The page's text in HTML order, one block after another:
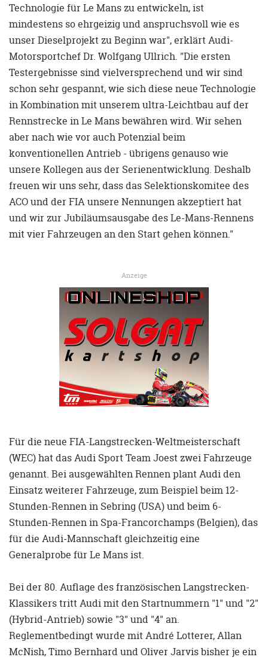
Technologie für Le Mans zu entwickeln, ist
mindestens so ehrgeizig und anspruchsvoll wie es
unser Dieselprojekt zu Beginn war", erklärt Audi-
Motorsportchef Dr. Wolfgang Ullrich. "Die ersten
Testergebnisse sind vielversprechend und wir sind
schon sehr gespannt, wie sich diese neue Technologie
in Kombination mit unserem ultra-Leichtbau auf der
Rennstrecke in Le Mans bewähren wird. Wir sehen
aber nach wie vor auch Potenzial beim
konventionellen Antrieb - übrigens genauso wie
unsere Kollegen aus der Serienentwicklung. Deshalb
freuen wir uns sehr, dass das Selektionskomitee des
ACO und der FIA unsere Nennungen akzeptiert hat
und wir zur Jubiläumsausgabe des Le-Mans-Rennens
mit vier Fahrzeugen an den Start gehen können."
Anzeige
Für die neue FIA-Langstrecken-Weltmeisterschaft
(WEC) hat das Audi Sport Team Joest zwei Fahrzeuge
genannt. Bei ausgewählten Rennen plant Audi den
Einsatz weiterer Fahrzeuge, zum Beispiel beim 12-
Stunden-Rennen in Sebring (USA) und beim 6-
Stunden-Rennen in Spa-Francorchamps (Belgien), das
für die Audi-Mannschaft gleichzeitig eine
Generalprobe für Le Mans ist.
Bei der 80. Auflage des französischen Langstrecken-
Klassikers tritt Audi mit den Startnummern "1" und "2"
(Hybrid-Antrieb) sowie "3" und "4" an.
Reglementbedingt wurde mit André Lotterer, Allan
McNish, Timo Bernhard und Oliver Jarvis bisher je ein